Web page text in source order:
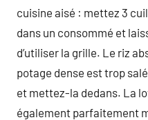
cuisine aisé : mettez 3
dans un consommé et
d’utiliser la grille. Le riz
potage dense est trop
et mettez-la dedans. La
également parfaitement